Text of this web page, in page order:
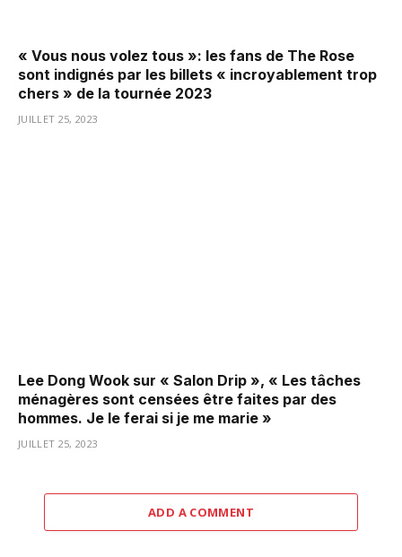
« Vous nous volez tous »: les fans de The Rose
sont indignés par les billets « incroyablement trop
chers » de la tournée 2023
JUILLET 25, 2023
Lee Dong Wook sur « Salon Drip », « Les tâches
ménagères sont censées être faites par des
hommes. Je le ferai si je me marie »
JUILLET 25, 2023
ADD A COMMENT